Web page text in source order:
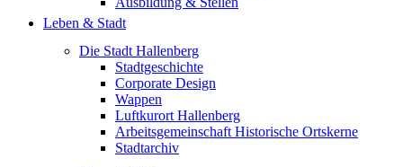
Leben & Stadt
Die Stadt Hallenberg
Stadtgeschichte
Corporate Design
Wappen
Luftkurort Hallenberg
Arbeitsgemeinschaft Historische Ortskerne
Stadtarchiv